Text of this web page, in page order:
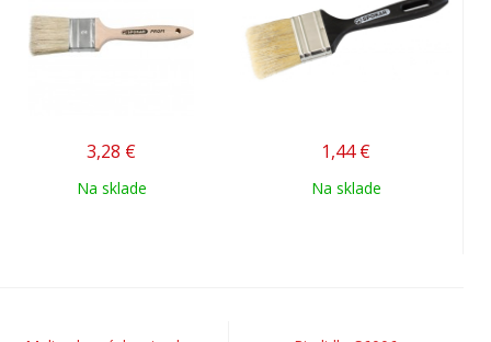
3,28 €
Na sklade
1,44 €
Na sklade